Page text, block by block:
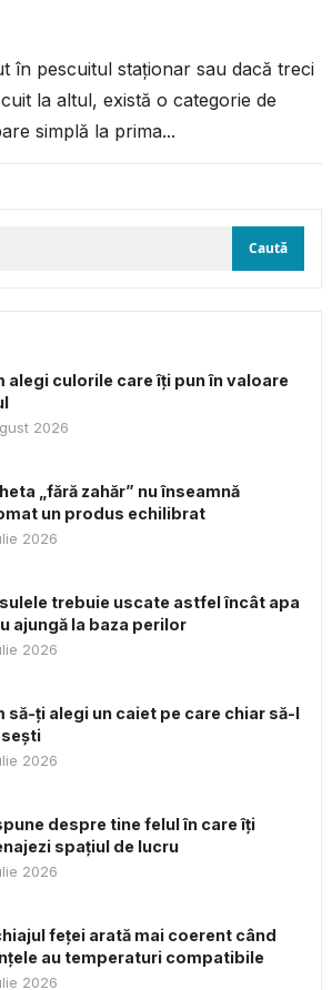
în pescuitul staționar sau dacă treci
la altul, există o categorie de
simplă la prima...
alegi culorile care îți pun în valoare
2026
„fără zahăr” nu înseamnă
un produs echilibrat
2026
trebuie uscate astfel încât apa
ajungă la baza perilor
2026
să-ți alegi un caiet pe care chiar să-l
2026
despre tine felul în care îți
spațiul de lucru
2026
feței arată mai coerent când
au temperaturi compatibile
2026